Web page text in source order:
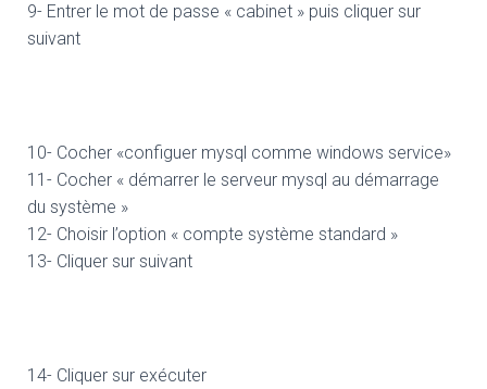
9- Entrer le mot de passe « cabinet » puis cliquer sur
suivant
10- Cocher «configuer mysql comme windows service»
11- Cocher « démarrer le serveur mysql au démarrage
du système »
12- Choisir l’option « compte système standard »
13- Cliquer sur suivant
14- Cliquer sur exécuter